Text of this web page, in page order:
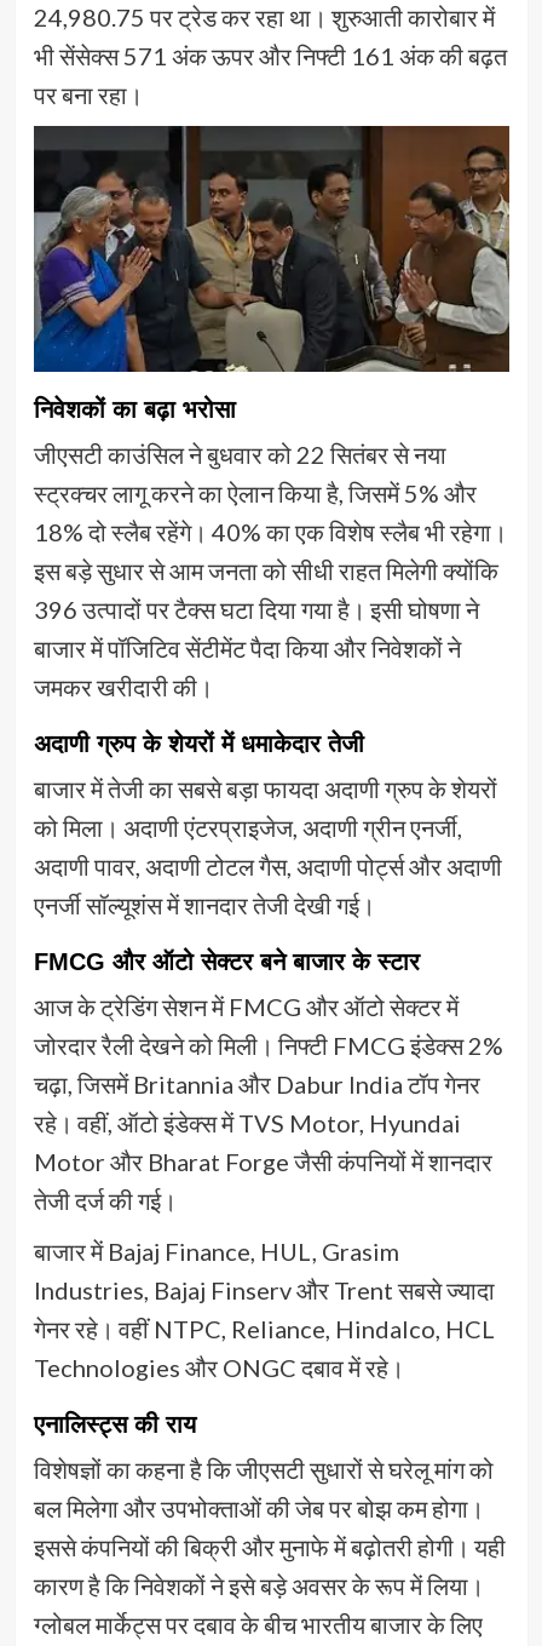
24,980.75 पर ट्रेड कर रहा था। शुरुआती कारोबार में
भी सेंसेक्स 571 अंक ऊपर और निफ्टी 161 अंक की बढ़त
पर बना रहा।
निवेशकों का बढ़ा भरोसा
जीएसटी काउंसिल ने बुधवार को 22 सितंबर से नया
स्ट्रक्चर लागू करने का ऐलान किया है, जिसमें 5% और
18% दो स्लैब रहेंगे। 40% का एक विशेष स्लैब भी रहेगा।
इस बड़े सुधार से आम जनता को सीधी राहत मिलेगी क्योंकि
396 उत्पादों पर टैक्स घटा दिया गया है। इसी घोषणा ने
बाजार में पॉजिटिव सेंटीमेंट पैदा किया और निवेशकों ने
जमकर खरीदारी की।
अदाणी ग्रुप के शेयरों में धमाकेदार तेजी
बाजार में तेजी का सबसे बड़ा फायदा अदाणी ग्रुप के शेयरों
को मिला। अदाणी एंटरप्राइजेज, अदाणी ग्रीन एनर्जी,
अदाणी पावर, अदाणी टोटल गैस, अदाणी पोर्ट्स और अदाणी
एनर्जी सॉल्यूशंस में शानदार तेजी देखी गई।
FMCG और ऑटो सेक्टर बने बाजार के स्टार
आज के ट्रेडिंग सेशन में FMCG और ऑटो सेक्टर में
जोरदार रैली देखने को मिली। निफ्टी FMCG इंडेक्स 2%
चढ़ा, जिसमें Britannia और Dabur India टॉप गेनर
रहे। वहीं, ऑटो इंडेक्स में TVS Motor, Hyundai
Motor और Bharat Forge जैसी कंपनियों में शानदार
तेजी दर्ज की गई।
बाजार में Bajaj Finance, HUL, Grasim
Industries, Bajaj Finserv और Trent सबसे ज्यादा
गेनर रहे। वहीं NTPC, Reliance, Hindalco, HCL
Technologies और ONGC दबाव में रहे।
एनालिस्ट्स की राय
विशेषज्ञों का कहना है कि जीएसटी सुधारों से घरेलू मांग को
बल मिलेगा और उपभोक्ताओं की जेब पर बोझ कम होगा।
इससे कंपनियों की बिक्री और मुनाफे में बढ़ोतरी होगी। यही
कारण है कि निवेशकों ने इसे बड़े अवसर के रूप में लिया।
ग्लोबल मार्केट्स पर दबाव के बीच भारतीय बाजार के लिए